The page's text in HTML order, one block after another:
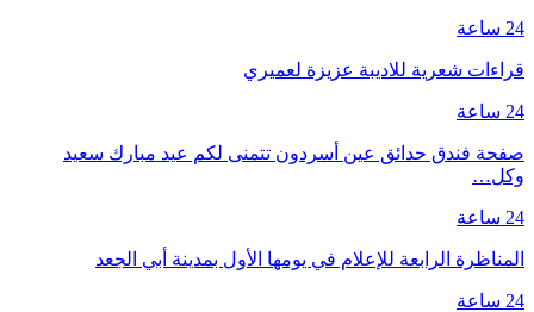
24 ساعة
قراءات شعرية للاديبة عزيزة لعميري
24 ساعة
صفحة فندق حدائق عين أسردون تتمنى لكم عيد مبارك سعيد
وكل…
24 ساعة
المناظرة الرابعة للإعلام في يومها الأول بمدينة أبي الجعد
24 ساعة